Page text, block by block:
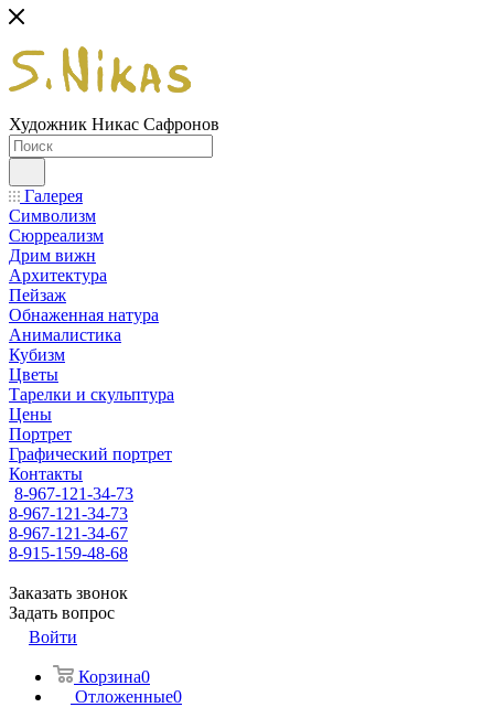
Художник Никас Сафронов
Галерея
Символизм
Сюрреализм
Дрим вижн
Архитектура
Пейзаж
Обнаженная натура
Анималистика
Кубизм
Цветы
Тарелки и скульптура
Цены
Портрет
Графический портрет
Контакты
8-967-121-34-73
8-967-121-34-73
8-967-121-34-67
8-915-159-48-68
Заказать звонок
Задать вопрос
Войти
Корзина0
Отложенные0